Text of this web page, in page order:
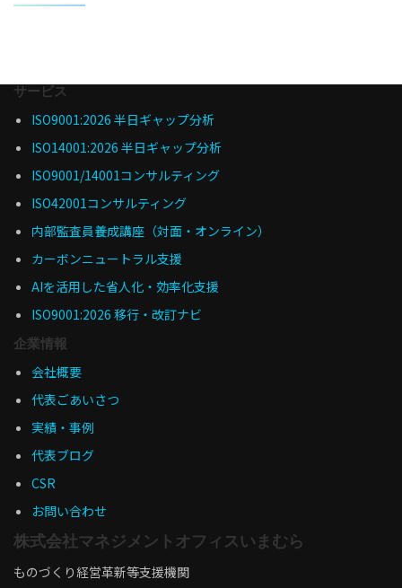
サービス
ISO9001:2026 半日ギャップ分析
ISO14001:2026 半日ギャップ分析
ISO9001/14001コンサルティング
ISO42001コンサルティング
内部監査員養成講座（対面・オンライン）
カーボンニュートラル支援
AIを活用した省人化・効率化支援
ISO9001:2026 移行・改訂ナビ
企業情報
会社概要
代表ごあいさつ
実績・事例
代表ブログ
CSR
お問い合わせ
株式会社マネジメントオフィスいまむら
ものづくり経営革新等支援機関